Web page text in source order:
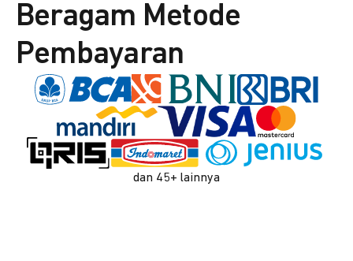
Beragam Metode
Pembayaran
dan 45+ lainnya